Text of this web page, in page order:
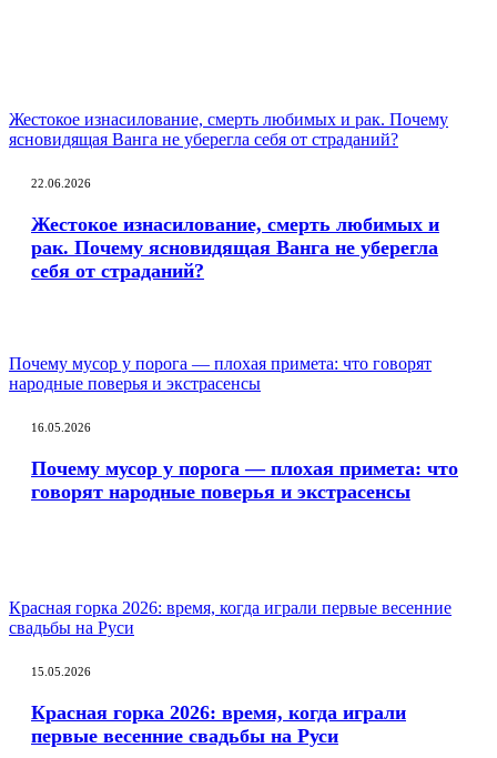
Жестокое изнасилование, смерть любимых и рак. Почему
ясновидящая Ванга не уберегла себя от страданий?
22.06.2026
Жестокое изнасилование, смерть любимых и
рак. Почему ясновидящая Ванга не уберегла
себя от страданий?
Почему мусор у порога — плохая примета: что говорят
народные поверья и экстрасенсы
16.05.2026
Почему мусор у порога — плохая примета: что
говорят народные поверья и экстрасенсы
Красная горка 2026: время, когда играли первые весенние
свадьбы на Руси
15.05.2026
Красная горка 2026: время, когда играли
первые весенние свадьбы на Руси